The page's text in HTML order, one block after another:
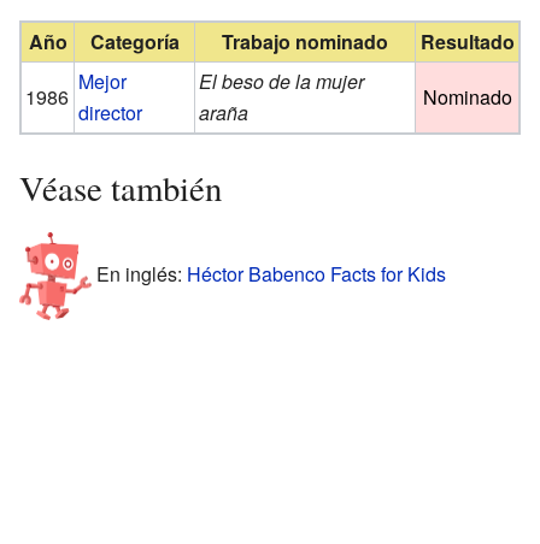
Año Categoría Trabajo nominado
Resultado
1986
Mejor
director
El beso de la mujer
araña
Nominado
Véase también
En inglés: Héctor Babenco Facts for Kids